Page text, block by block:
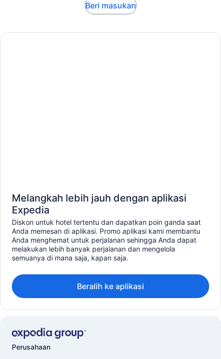
Beri masukan
Melangkah lebih jauh dengan aplikasi
Expedia
Diskon untuk hotel tertentu dan dapatkan poin ganda saat
Anda memesan di aplikasi. Promo aplikasi kami membantu
Anda menghemat untuk perjalanan sehingga Anda dapat
melakukan lebih banyak perjalanan dan mengelola
semuanya di mana saja, kapan saja.
Beralih ke aplikasi
Perusahaan